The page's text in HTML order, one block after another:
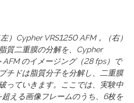
）Cypher VRS1250 AFM，（右）
質二重膜の分解を、Cypher
AFM のイメージング（28 fps）で
チドは脂質分子を分解し、二重膜
っていきます。ここでは、実験中
える画像フレームのうち、6枚を